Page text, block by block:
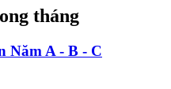
tháng
Năm A - B - C